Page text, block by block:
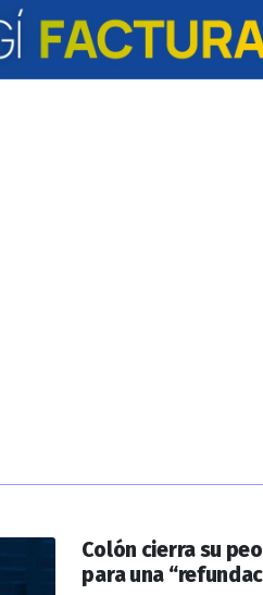
Colón cierra su
para una